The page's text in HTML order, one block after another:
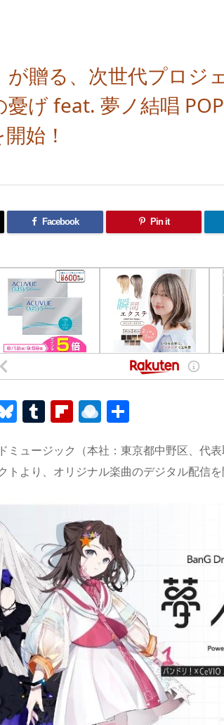
贈る、次世代プロジ
げ feat. 夢ノ結唱
始！
Facebook Pin it
Bl
u
e
sk
T
u
m
bl
Fl
ip
b
o
d
R
ai
n
d
p.
io
ミュージック（本社：東京都中野区、代
トより、オリジナル楽曲のデジタル配信